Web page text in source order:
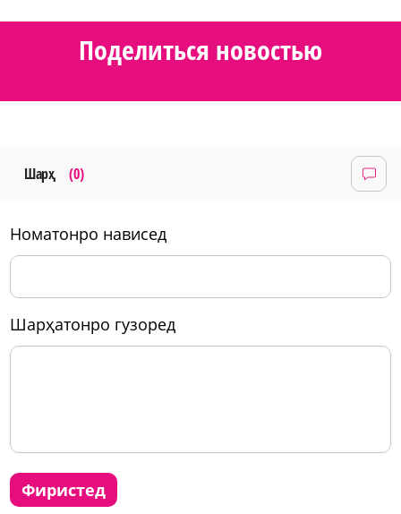
Поделиться новостью
Шарҳ (0)
номатонро нависед
шарҳатонро гузоред
фиристед